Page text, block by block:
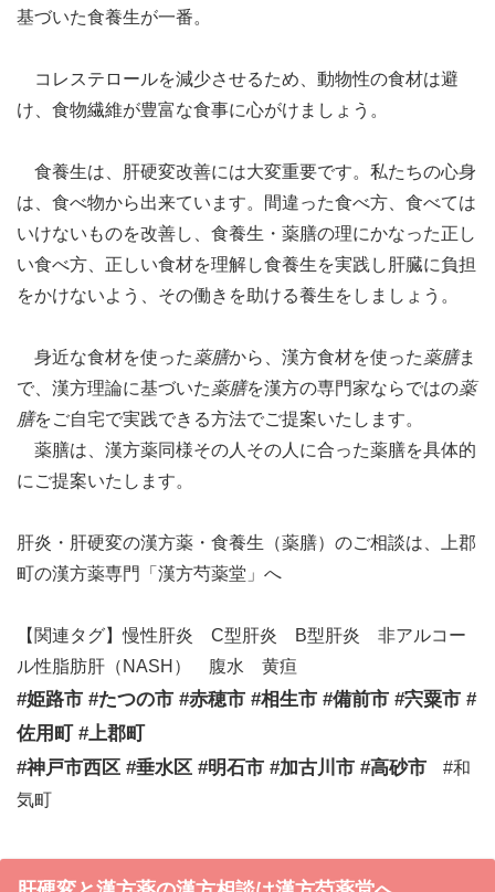
基づいた食養生が一番。
コレステロールを減少させるため、動物性の食材は避
け、食物繊維が豊富な食事に心がけましょう。
食養生は、肝硬変改善には大変重要です。私たちの心身
は、食べ物から出来ています。間違った食べ方、食べては
いけないものを改善し、食養生・薬膳の理にかなった正し
い食べ方、正しい食材を理解し食養生を実践し肝臓に負担
をかけないよう、その働きを助ける養生をしましょう。
身近な食材を使った薬膳から、漢方食材を使った薬膳ま
で、漢方理論に基づいた薬膳を漢方の専門家ならではの薬
膳をご自宅で実践できる方法でご提案いたします。
薬膳は、漢方薬同様その人その人に合った薬膳を具体的
にご提案いたします。
肝炎・肝硬変の漢方薬・食養生（薬膳）のご相談は、上郡
町の漢方薬専門「漢方芍薬堂」へ
【関連タグ】慢性肝炎 C型肝炎 B型肝炎 非アルコー
ル性脂肪肝（NASH） 腹水 黄疸
#姫路市 #たつの市 #赤穂市 #相生市 #備前市 #宍粟市 #
佐用町 #上郡町
#神戸市西区 #垂水区 #明石市 #加古川市 #高砂市 #和
気町